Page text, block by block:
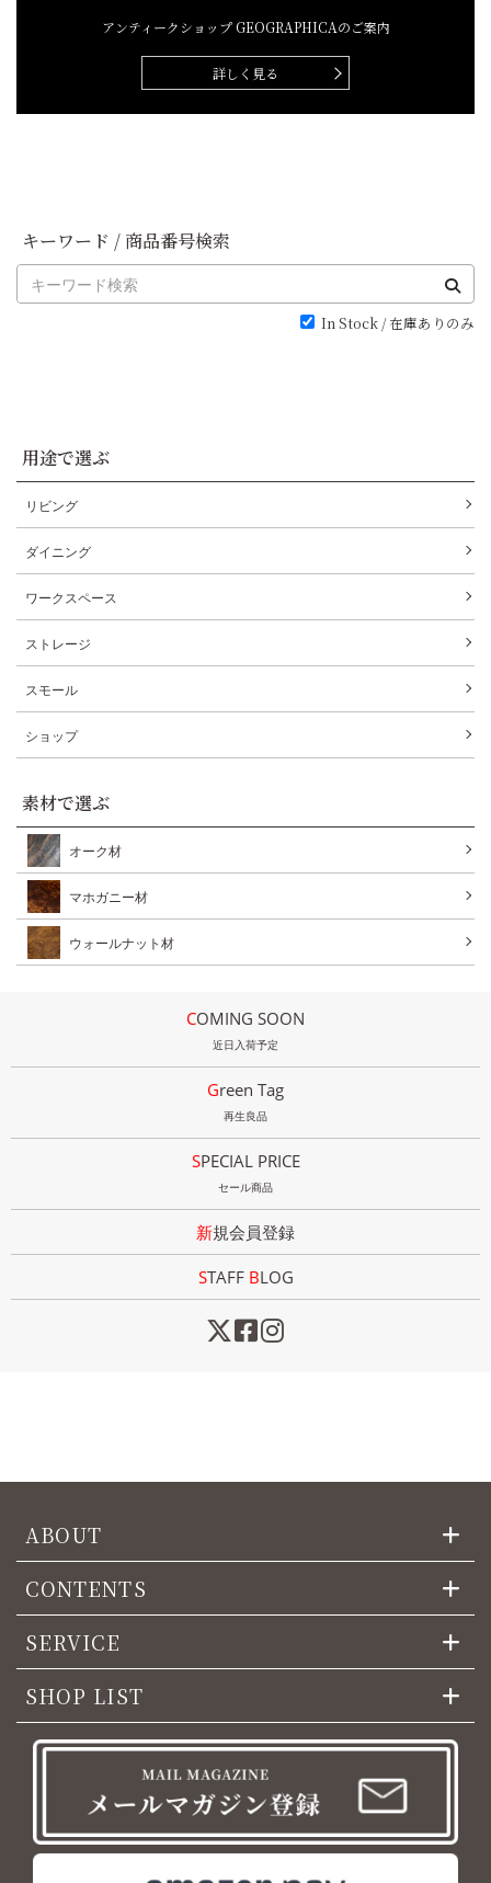
アンティークショップGEOGRAPHICAのご案内
詳しく見る
キーワード / 商品番号検索
In Stock / 在庫ありのみ
用途で選ぶ
リビング
ダイニング
ワークスペース
ストレージ
スモール
ショップ
素材で選ぶ
オーク材
マホガニー材
ウォールナット材
COMING SOON
近日入荷予定
Green Tag
再生良品
SPECIAL PRICE
セール商品
新規会員登録
STAFF BLOG
ABOUT
CONTENTS
SERVICE
SHOP LIST